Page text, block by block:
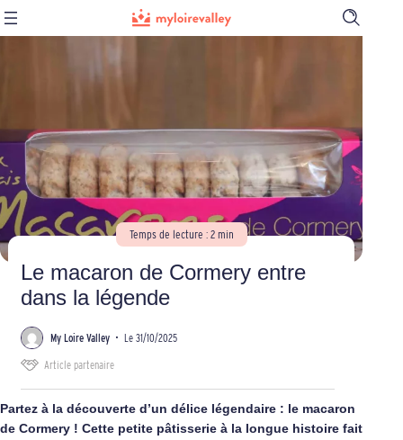
Ouvrir
la
Temps de lecture : 2 min
Le macaron de Cormery entre
dans la légende
My Loire Valley • Le 31/10/2025
Article partenaire
Partez à la découverte d’un délice légendaire : le macaron
de Cormery ! Cette petite pâtisserie à la longue histoire fait